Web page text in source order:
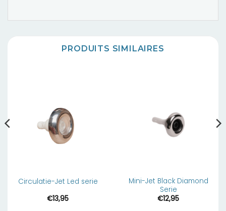
PRODUITS SIMILAIRES
Circulatie-Jet Led serie
€13,95
Mini-Jet Black Diamond
Serie
€12,95